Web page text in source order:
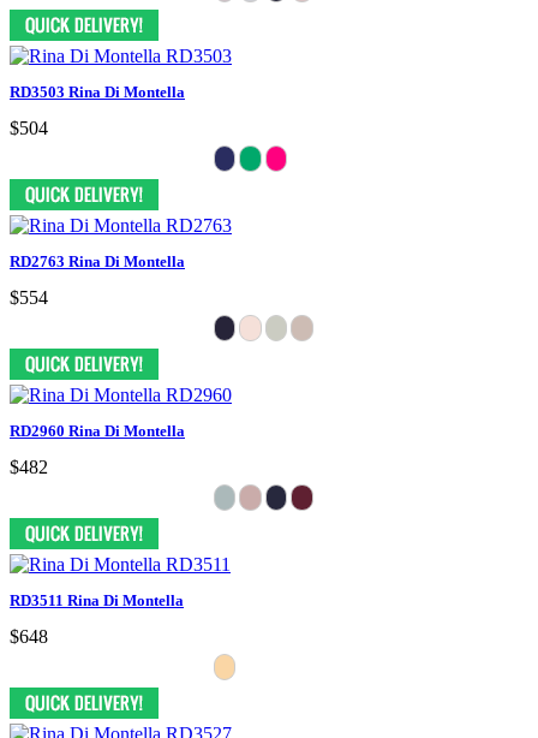
RD3503 Rina Di Montella
$504
RD2763 Rina Di Montella
$554
RD2960 Rina Di Montella
$482
RD3511 Rina Di Montella
$648